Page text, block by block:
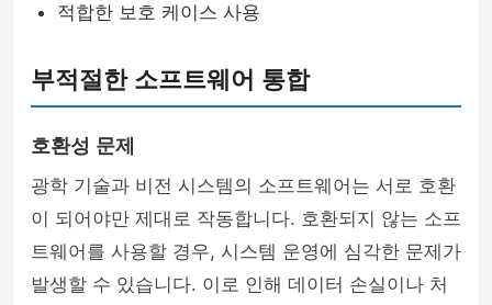
적합한 보호 케이스 사용
부적절한 소프트웨어 통합
호환성 문제
광학 기술과 비전 시스템의 소프트웨어는 서로 호환
이 되어야만 제대로 작동합니다. 호환되지 않는 소프
트웨어를 사용할 경우, 시스템 운영에 심각한 문제가
발생할 수 있습니다. 이로 인해 데이터 손실이나 처